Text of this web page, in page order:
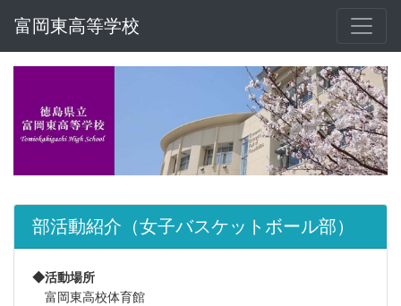
富岡東高等学校
部活動紹介（女子バスケットボール部）
◆活動場所
富岡東高校体育館